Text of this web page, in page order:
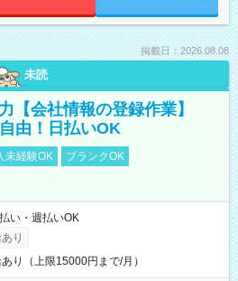
掲載日：2026.08.08
未読
【会社情報の登録作業】
由！日払いOK
未経験OK
ブランクOK
い・週払いOK
り
り（上限15000円まで/月）